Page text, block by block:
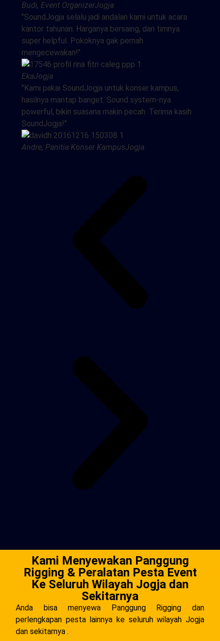
Budi, Event OrganizerJogja
"SoundJogja selalu jadi andalan kami untuk acara
kantor tahunan. Harganya bersaing, dan timnya
super helpful. Pokoknya gak pernah
mengecewakan!"
EkaJogja
"Kami pakai SoundJogja untuk konser kampus,
hasilnya mantap banget. Sound system-nya
powerful, bikin suasana makin pecah. Terima kasih
SoundJogja!"
Andre, Panitia Konser KampusJogja
Kami Menyewakan Panggung
Rigging & Peralatan Pesta Event
Ke Seluruh Wilayah Jogja dan
Sekitarnya
Anda bisa menyewa Panggung Rigging dan
perlengkapan pesta lainnya ke seluruh wilayah Jogja
dan sekitarnya .